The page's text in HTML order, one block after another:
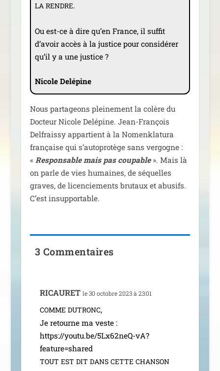
LA RENDRE.
Ou est-ce à dire qu’en France, il suf­fit
d’avoir accès à la jus­tice pour consi­dé­rer
qu’il y a une justice ?
Nicole Delépine
Nous par­ta­geons plei­ne­ment la colère du
Docteur Nicole Delépine. Jean-François
Delfraissy appar­tient à la Nomenklatura
fran­çaise qui s’au­to­pro­tège sans ver­gogne :
« Responsable mais pas cou­pable». Mais là
on parle de vies humaines, de séquelles
graves, de licen­cie­ments bru­taux et abu­sifs.
C’est insupportable.
3 Commentaires
RICAURET le 30 octobre 2023 à 23:01
COMME DUTRONC,
Je retourne ma veste :
https://youtu.be/5Lx62neQ-vA?
feature=shared
TOUT EST DIT DANS CETTE CHANSON